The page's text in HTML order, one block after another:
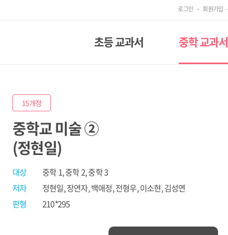
로그인 회원가입
초등 교과서 중학 교과서
15개정
중학교 미술 ②
(정현일)
대상
중학 1, 중학 2, 중학 3
저자
정현일, 장연자, 백애정, 전형우, 이소현, 김성연
판형
210*295